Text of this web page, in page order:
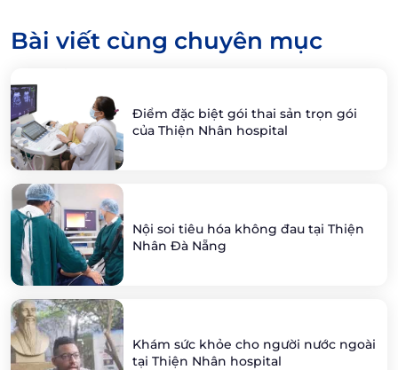
Bài viết cùng chuyên mục
Điểm đặc biệt gói thai sản trọn gói
của Thiện Nhân hospital
Nội soi tiêu hóa không đau tại Thiện
Nhân Đà Nẵng
Khám sức khỏe cho người nước ngoài
tại Thiện Nhân hospital